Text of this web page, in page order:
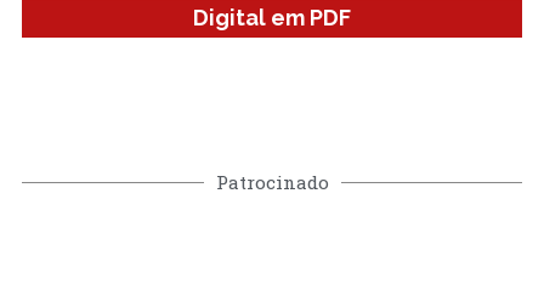
Digital em PDF
Patrocinado